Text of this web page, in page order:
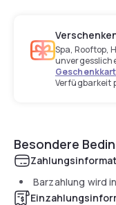
Spa, Rooftop,
Verfügbarkeit
Besondere
Barzahlung wird